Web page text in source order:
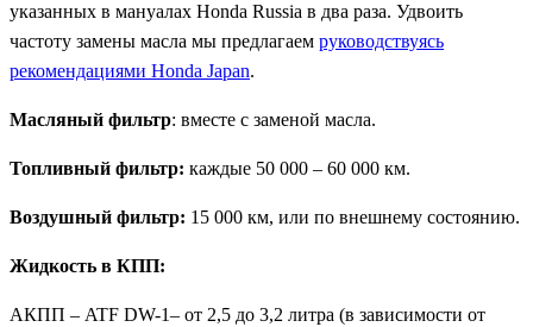
указанных в мануалах Honda Russia в два раза. Удвоить
частоту замены масла мы предлагаем руководствуясь
рекомендациями Honda Japan.
Масляный фильтр: вместе с заменой масла.
Топливный фильтр: каждые 50 000 – 60 000 км.
Воздушный фильтр: 15 000 км, или по внешнему состоянию.
Жидкость в КПП:
АКПП – ATF DW-1– от 2,5 до 3,2 литра (в зависимости от